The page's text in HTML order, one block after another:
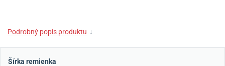
Podrobný popis produktu ↓
Šírka remienka